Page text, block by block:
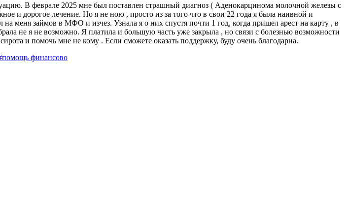
В феврале 2025 мне был поставлен страшный диагноз ( Аденокарцинома молочной железы с
и дорогое лечение. Но я не ною , просто из за того что в свои 22 года я была наивной и
меня займов в МФО и изчез. Узнала я о них спустя почти 1 год, когда пришел арест на карту , в
не я не возможно. Я платила и большую часть уже закрыла , но связи с болезнью возможности
и помочь мне не кому . Если сможете оказать поддержку, буду очень благодарна.
финансово